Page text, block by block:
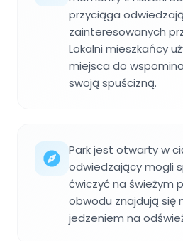
przyciąga
zainteresowanych
Lokalni mieszkańcy
miejsca do
swoją spuścizną.
Park jest otwarty w
odwiedzający mogli
ćwiczyć na świeżym
obwodu znajdują się
jedzeniem na